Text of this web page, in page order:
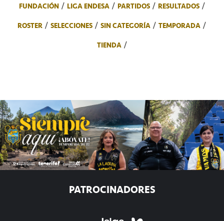
FUNDACIÓN LIGA ENDESA PARTIDOS
RESULTADOS
ROSTER
SELECCIONES SIN CATEGORÍA
TEMPORADA
TIENDA
PATROCINADORES